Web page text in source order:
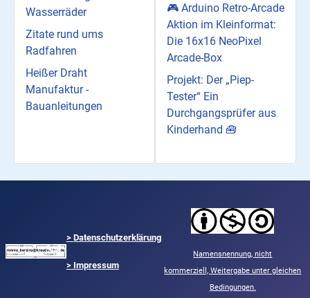
Wasserräder
Zitate rund ums
Radfahren
Heißer Draht
Manufaktur -
Bauanleitungen
🎮 Arduino Retro-Arcade
Aktion im Kleinformat:
Die 16x16 NeoPixel
Arcade-Box
Projekt: Der „Piep-
Tester“ Ein
Durchgangsprüfer aus
Kinderhand 🧰
> Datenschutzerklärung
> Impressum
Namensnennung,nicht
kommerziell,Weitergabe unter gleichen
Bedingungen.